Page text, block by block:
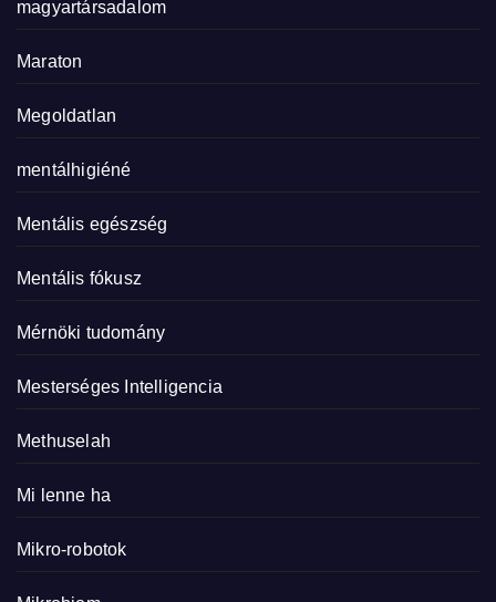
magyartársadalom
Maraton
Megoldatlan
mentálhigiéné
Mentális egészség
Mentális fókusz
Mérnöki tudomány
Mesterséges Intelligencia
Methuselah
Mi lenne ha
Mikro-robotok